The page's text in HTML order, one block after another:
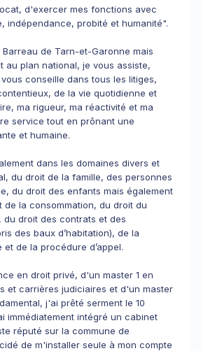
d'exercer mes fonctions avec
indépendance, probité et humanité".
de Tarn-et-Garonne mais
au plan national, je vous assiste,
conseille dans tous les litiges,
de la vie quotidienne et
ma rigueur, ma réactivité et ma
service tout en prônant une
et humaine.
dans les domaines divers et
du droit de la famille, des personnes
du droit des enfants mais également
de la consommation, du droit du
du droit des contrats et des
des baux d’habitation), de la
de la procédure d’appel.
en droit privé, d'un master 1 en
et carrières judiciaires et d'un master
j'ai prêté serment le 10
immédiatement intégré un cabinet
réputé sur la commune de
de m'installer seule à mon compte